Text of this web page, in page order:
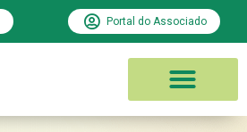
Portal do Associado